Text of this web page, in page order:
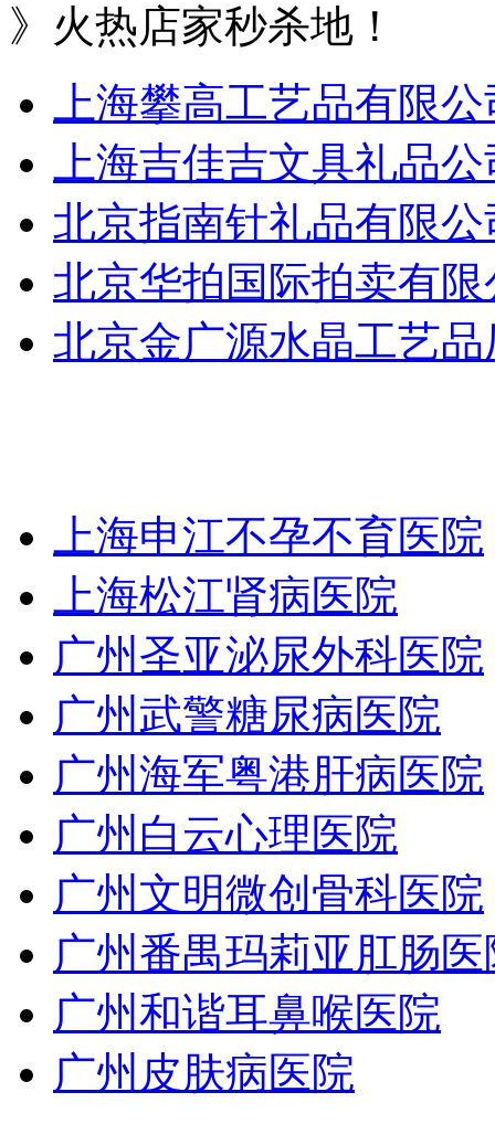
》火热店家秒杀地！
上海攀高工艺品有限
上海吉佳吉文具礼品
北京指南针礼品有限公
北京华拍国际拍卖有限
北京金广源水晶工艺品
上海申江不孕不育医院
上海松江肾病医院
广州圣亚泌尿外科医院
广州武警糖尿病医院
广州海军粤港肝病医院
广州白云心理医院
广州文明微创骨科医院
广州番禺玛莉亚肛肠医
广州和谐耳鼻喉医院
广州皮肤病医院